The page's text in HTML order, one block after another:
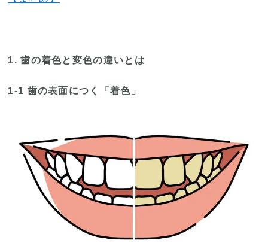
1. 歯の着色と変色の違いとは
1-1 歯の表面につく「着色」